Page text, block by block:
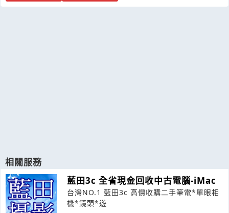
相關服務
藍田3c 全省現金回收中古電腦-iMac
台灣NO.1 藍田3c 高價收購二手筆電*單眼相
機*鏡頭*遊